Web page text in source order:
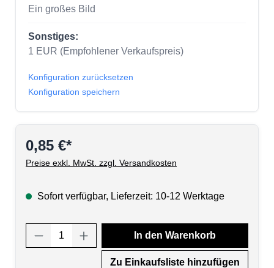
Ein großes Bild
Sonstiges:
1 EUR (Empfohlener Verkaufspreis)
Konfiguration zurücksetzen
Konfiguration speichern
0,85 €*
Preise exkl. MwSt. zzgl. Versandkosten
Sofort verfügbar, Lieferzeit: 10-12 Werktage
Produkt Anzahl: Gib den gewünschten
In den Warenkorb
Zu Einkaufsliste hinzufügen